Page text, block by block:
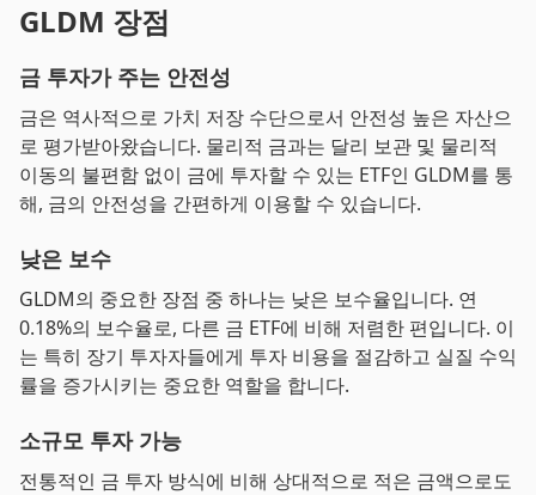
GLDM 장점
금 투자가 주는 안전성
금은 역사적으로 가치 저장 수단으로서 안전성 높은 자산으
로 평가받아왔습니다. 물리적 금과는 달리 보관 및 물리적
이동의 불편함 없이 금에 투자할 수 있는 ETF인 GLDM를 통
해, 금의 안전성을 간편하게 이용할 수 있습니다.
낮은 보수
GLDM의 중요한 장점 중 하나는 낮은 보수율입니다. 연
0.18%의 보수율로, 다른 금 ETF에 비해 저렴한 편입니다. 이
는 특히 장기 투자자들에게 투자 비용을 절감하고 실질 수익
률을 증가시키는 중요한 역할을 합니다.
소규모 투자 가능
전통적인 금 투자 방식에 비해 상대적으로 적은 금액으로도